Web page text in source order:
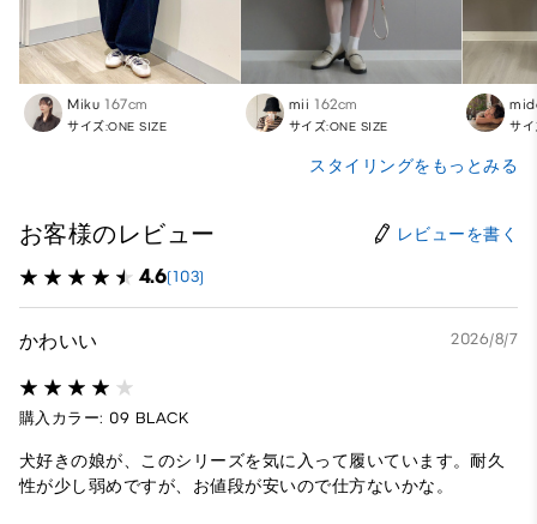
Miku 167cm
サイズ:ONE SIZE
mii 162cm
サイズ:ONE SIZE サ
スタイリングをもっとみる
お客様のレビュー レビューを書く
4.6(103)
かわいい 2026/8/7
購入カラー: 09 BLACK
犬好きの娘が、このシリーズを気に入って履いています。耐久
性が少し弱めですが、お値段が安いので仕方ないかな。